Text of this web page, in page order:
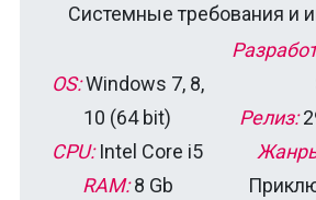
Системные требования и
OS:Windows 7, 8,
10 (64 bit)
CPU:Intel Core i5
RAM:8 Gb
Релиз: